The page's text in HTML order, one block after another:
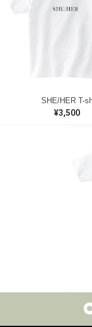
SHE/HER T-
¥3,500